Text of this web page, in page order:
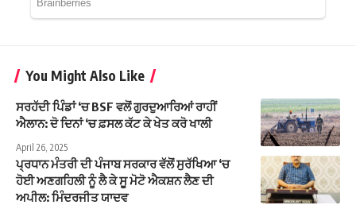
You Might Also Like
ਸਰਹੱਦੀ ਪਿੰਡਾਂ ‘ਚ BSF ਵਲੋਂ ਗੁਰਦੁਆਰਿਆਂ ਰਾਹੀਂ
ਐਲਾਨ: ਦੋ ਦਿਨਾਂ ‘ਚ ਫ਼ਸਲ ਕੱਟ ਕੇ ਖੇਤ ਕਰੋ ਖਾਲੀ
April 26, 2025
ਪ੍ਰਧਾਨ ਮੰਤਰੀ ਦੀ ਪੰਜਾਬ ਸਰਕਾਰ ਵੱਲੋਂ ਸੁਰੱਖਿਆ ‘ਚ
ਹੋਈ ਅਣਗਹਿਲੀ ਨੂੰ ਲੈ ਕੇ ਸੂ ਮੋਟੋ ਐਕਸ਼ਨ ਲੈਣ ਦੀ
ਅਪੀਲ: ਮਿੰਦਰਜੀਤ ਯਾਦਵ